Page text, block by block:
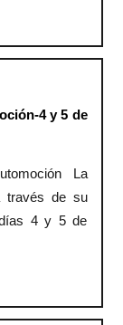
4 y 5 de
La
través de su
días 4 y 5 de